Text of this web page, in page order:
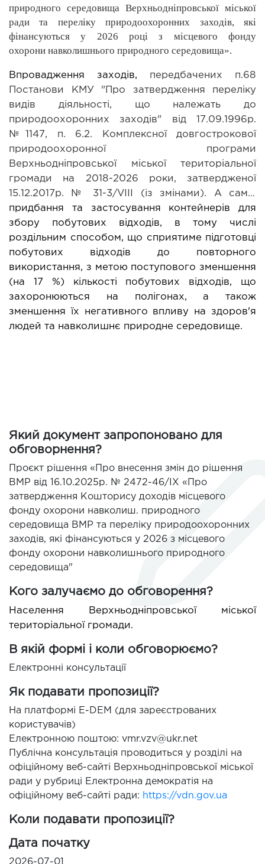
природного середовища Верхньодніпровської міської
ради та переліку природоохоронних заходів, які
фінансуються у 2026 році з місцевого фонду
охорони навколишнього природного середовища».
Впровадження заходів, передбачених
п.68
Постанови КМУ "Про затвердження переліку
видів діяльності, що належать до
природоохоронних заходів" від 17.09.1996р.
№1147, п. 6.2. Комплексної довгострокової
природоохоронної програми
Верхньодніпровської міської територіальної
громади на 2018-2026 роки, затвердженої
15.12.2017р. № 31-3/VІІІ (із змінами). А саме,
придбання та застосування контейнерів для
збору побутових відходів, в тому числі
роздільним способом, що сприятиме підготовці
побутових відходів до повторного
використання, з метою поступового зменшення
(на 17 %) кількості побутових відходів, що
захоронюються на полігонах, а також
зменшення їх негативного впливу на здоров'я
людей та навколишнє природне середовище.
Який документ запропоновано для
обговорнення?
Проєкт рішення «Про внесення змін до рішення
ВМР від 16.10.2025р. № 2472-46/ІХ «Про
затвердження Кошторису доходів місцевого
фонду охорони навколиш. природного
середовища ВМР та переліку природоохоронних
заходів, які фінансуються у 2026 з місцевого
фонду охорони навколишнього природного
середовища"
Кого залучаємо до обговорення?
Населення Верхньодніпровської міської
територіальної громади.
В якій формі і коли обговорюємо?
Електронні консультації
Як подавати пропозиції?
На платформі E-DEM (для зареєстрованих
користувачів)
Електронною поштою: vmr.vzv@ukr.net
Публічна консультація проводиться у розділі на
офіційному веб-сайті Верхньодніпровської міської
ради у рубриці Електронна демократія на
офіційному веб-сайті ради: https://vdn.gov.ua
Коли подавати пропозиції?
Дата початку
2026-07-01